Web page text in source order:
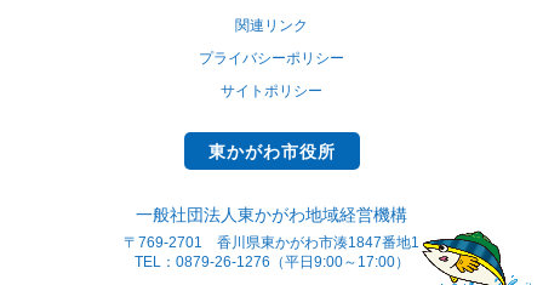
関連リンク
プライバシーポリシー
サイトポリシー
東かがわ市役所
一般社団法人東かがわ地域経営機構
〒769-2701 香川県東かがわ市湊1847番地1
TEL：0879-26-1276（平日9:00～17:00）